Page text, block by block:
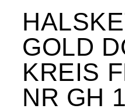
GOLD
KREIS
NR GH